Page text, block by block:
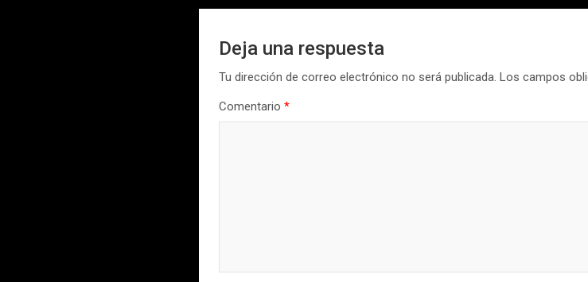
Deja una respuesta
Tu dirección de correo electrónico no será publicada. Los campos
Comentario*